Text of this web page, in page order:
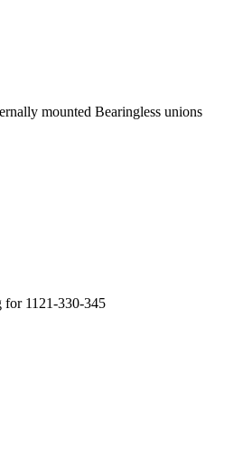
mounted Bearingless unions
for 1121-330-345